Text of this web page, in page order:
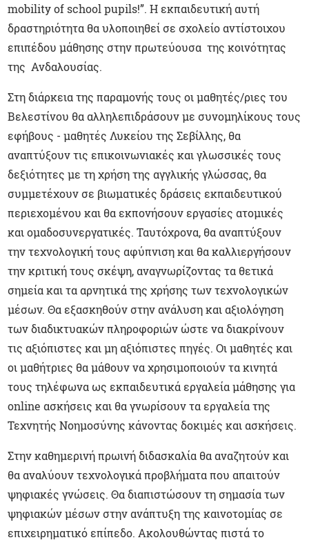
mobility of school pupils!”. Η εκπαιδευτική αυτή
δραστηριότητα θα υλοποιηθεί σε σχολείο αντίστοιχου
επιπέδου μάθησης στην πρωτεύουσα της κοινότητας
της Ανδαλουσίας.
Στη διάρκεια της παραμονής τους οι μαθητές/ριες του
Βελεστίνου θα αλληλεπιδράσουν με συνομηλίκους τους
εφήβους - μαθητές Λυκείου της Σεβίλλης, θα
αναπτύξουν τις επικοινωνιακές και γλωσσικές τους
δεξιότητες με τη χρήση της αγγλικής γλώσσας, θα
συμμετέχουν σε βιωματικές δράσεις εκπαιδευτικού
περιεχομένου και θα εκπονήσουν εργασίες ατομικές
και ομαδοσυνεργατικές. Ταυτόχρονα, θα αναπτύξουν
την τεχνολογική τους αφύπνιση και θα καλλιεργήσουν
την κριτική τους σκέψη, αναγνωρίζοντας τα θετικά
σημεία και τα αρνητικά της χρήσης των τεχνολογικών
μέσων. Θα εξασκηθούν στην ανάλυση και αξιολόγηση
των διαδικτυακών πληροφοριών ώστε να διακρίνουν
τις αξιόπιστες και μη αξιόπιστες πηγές. Οι μαθητές και
οι μαθήτριες θα μάθουν να χρησιμοποιούν τα κινητά
τους τηλέφωνα ως εκπαιδευτικά εργαλεία μάθησης για
online ασκήσεις και θα γνωρίσουν τα εργαλεία της
Τεχνητής Νοημοσύνης κάνοντας δοκιμές και ασκήσεις.
Στην καθημερινή πρωινή διδασκαλία θα αναζητούν και
θα αναλύουν τεχνολογικά προβλήματα που απαιτούν
ψηφιακές γνώσεις. Θα διαπιστώσουν τη σημασία των
ψηφιακών μέσων στην ανάπτυξη της καινοτομίας σε
επιχειρηματικό επίπεδο. Ακολουθώντας πιστά το